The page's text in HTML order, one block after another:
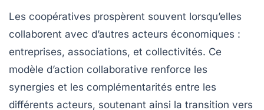
Les coopératives prospèrent souvent lorsqu’elles
collaborent avec d’autres acteurs économiques :
entreprises, associations, et collectivités. Ce
modèle d’action collaborative renforce les
synergies et les complémentarités entre les
différents acteurs, soutenant ainsi la transition vers